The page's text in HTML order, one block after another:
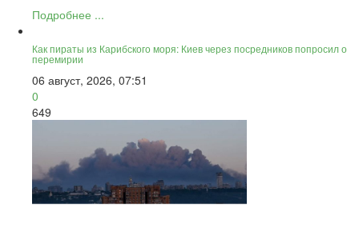
Подробнее ...
Как пираты из Карибского моря: Киев через посредников попросил о
перемирии
06 август, 2026, 07:51
0
649